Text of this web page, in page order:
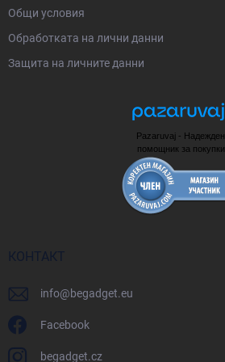
Общи условия
Oбработката на лични данни
Защита на личните данни
Pazaruvaj - Надежден
помощник за покупки
КОНТАКТ
info@begadget.eu
Facebook
begadget.cz